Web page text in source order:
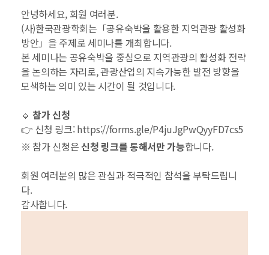
안녕하세요, 회원 여러분.
(사)한국관광학회는「공유숙박을 활용한 지역관광 활성화
방안」을 주제로 세미나를 개최합니다.
본 세미나는 공유숙박을 중심으로 지역관광의 활성화 전략
을 논의하는 자리로, 관광산업의 지속가능한 발전 방향을
모색하는 의미 있는 시간이 될 것입니다.
🔹참가 신청
👉 신청 링크:https://forms.gle/P4juJgPwQyyFD7cs5
※ 참가 신청은신청 링크를 통해서만 가능합니다.
회원 여러분의 많은 관심과 적극적인 참석을 부탁드립니
다.
감사합니다.